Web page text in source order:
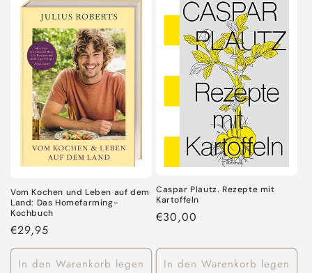
Vom Kochen und Leben auf dem
Land: Das Homefarming-
Kochbuch
Normaler
Preis
€29,95
In den Warenkorb legen
Caspar Plautz. Rezepte mit
Kartoffeln
Normaler
€30,00
In den Warenkorb legen